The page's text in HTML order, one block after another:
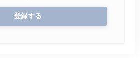
登録する